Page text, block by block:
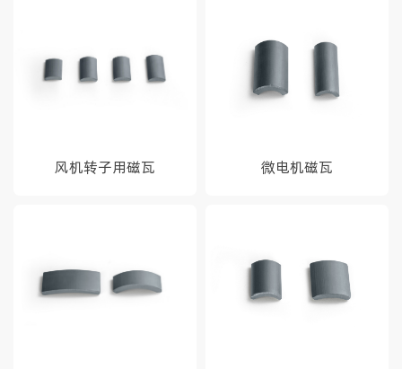
风机转子用磁瓦 微电机磁瓦